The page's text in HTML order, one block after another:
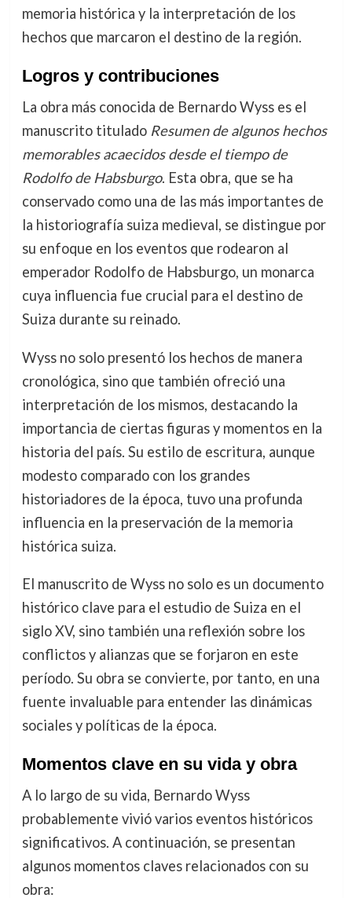
memoria histórica y la interpretación de los
hechos que marcaron el destino de la región.
Logros y contribuciones
La obra más conocida de Bernardo Wyss es el
manuscrito titulado Resumen de algunos hechos
memorables acaecidos desde el tiempo de
Rodolfo de Habsburgo. Esta obra, que se ha
conservado como una de las más importantes de
la historiografía suiza medieval, se distingue por
su enfoque en los eventos que rodearon al
emperador Rodolfo de Habsburgo, un monarca
cuya influencia fue crucial para el destino de
Suiza durante su reinado.
Wyss no solo presentó los hechos de manera
cronológica, sino que también ofreció una
interpretación de los mismos, destacando la
importancia de ciertas figuras y momentos en la
historia del país. Su estilo de escritura, aunque
modesto comparado con los grandes
historiadores de la época, tuvo una profunda
influencia en la preservación de la memoria
histórica suiza.
El manuscrito de Wyss no solo es un documento
histórico clave para el estudio de Suiza en el
siglo XV, sino también una reflexión sobre los
conflictos y alianzas que se forjaron en este
período. Su obra se convierte, por tanto, en una
fuente invaluable para entender las dinámicas
sociales y políticas de la época.
Momentos clave en su vida y obra
A lo largo de su vida, Bernardo Wyss
probablemente vivió varios eventos históricos
significativos. A continuación, se presentan
algunos momentos claves relacionados con su
obra: